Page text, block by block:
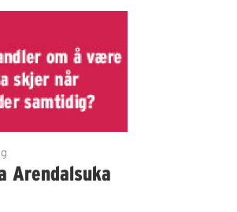
Arendalsuka